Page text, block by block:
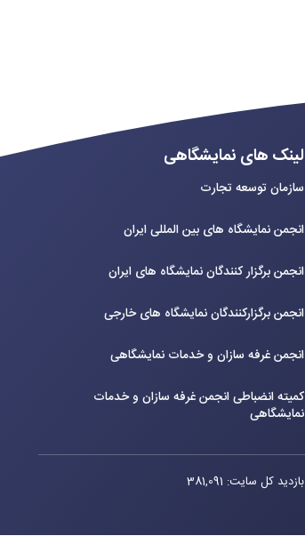
لینک های نمایشگاهی
سازمان توسعه تجارت
انجمن نمایشگاه های بین المللی ایران
انجمن برگزار کنندگان نمایشگاه های ایران
انجمن برگزارکنندگان نمایشگاه های خارجی
انجمن غرفه سازان و خدمات نمایشگاهی
کمیته انضباطی انجمن غرفه سازان و خدمات
نمایشگاهی
بازدید کل سایت: 381,091